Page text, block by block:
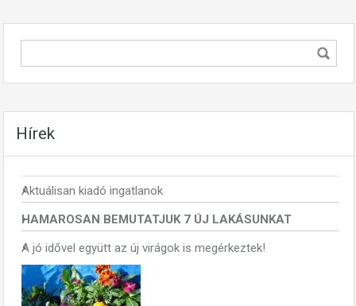
Hírek
Aktuálisan kiadó ingatlanok
HAMAROSAN BEMUTATJUK 7 ÚJ LAKÁSUNKAT
A jó idővel együtt az új virágok is megérkeztek!